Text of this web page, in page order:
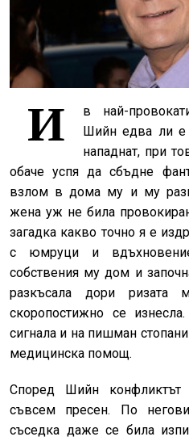
И
в най-
Шийн едва ли е
нападнат, при
обаче успя да сбъдне
взлом в дома му и му
жена уж не била
загадка какво точно я е
с юмруци и
собствения му дом и
разкъсала дори ризата
скоропостижно се
сигнала и на пишман
медицинска помощ.
Според Шийн
съвсем пресен. По
съседка даже се била